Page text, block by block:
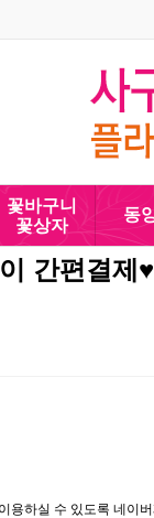
010-5110-
꽃바구니
꽃상자
동
간편결제♥
용하실 수 있도록 네이